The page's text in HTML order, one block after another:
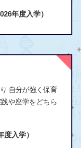
年度入学）
自分が強く保育
や座学をどちら
度入学）